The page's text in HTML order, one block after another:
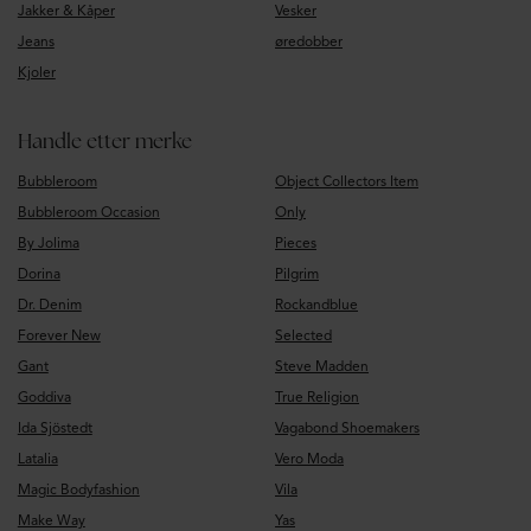
Jakker & Kåper
Jeans
Kjoler
Vesker
øredobber
Handle etter merke
Bubbleroom
Bubbleroom Occasion
By Jolima
Dorina
Dr. Denim
Forever New
Gant
Goddiva
Ida Sjöstedt
Latalia
Magic Bodyfashion
Make Way
Object Collectors Item
Only
Pieces
Pilgrim
Rockandblue
Selected
Steve Madden
True Religion
Vagabond Shoemakers
Vero Moda
Vila
Yas